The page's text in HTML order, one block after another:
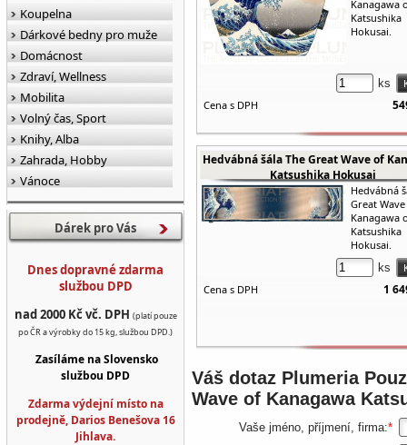
Kanagawa
Katsushika
Hokusai.
ks
Cena s DPH
Hedvábná šála The Great Wave of
Katsushika Hokusai
Hedvábná
Great
Kanagawa
Katsushika
Hokusai.
ks
Cena s DPH
1
Váš dotaz Plumeria
Wave of Kanagawa
Vaše jméno, příjmení, firma:*
Koupelna
Dárkové bedny pro muže
Domácnost
Zdraví, Wellness
Mobilita
Volný čas, Sport
Knihy, Alba
Zahrada, Hobby
Vánoce
Dárek pro Vás
Dnes dopravné zdarma
službou DPD
nad 2000 Kč vč. DPH (platí pouze
po ČR a výrobky do 15 kg, službou DPD.)
Zasíláme na Slovensko
službou DPD
Zdarma výdejní místo na
prodejně, Darios Benešova 16
Jihlava.